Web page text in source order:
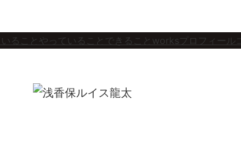
ること やっていること できること worksプロフィール